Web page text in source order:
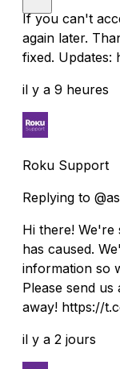
If you can't
again later.
fixed. Updates:
il y a 9 heures
Roku Support
Replying to
Hi there!
has caused.
information so
Please send
away! https://
il y a 2 jours